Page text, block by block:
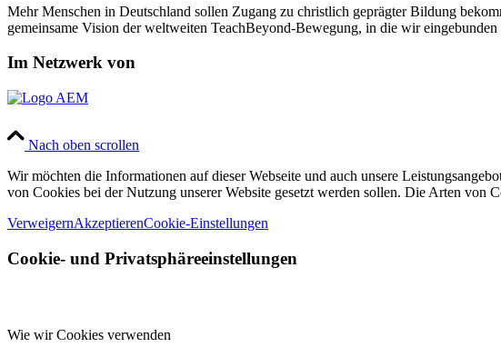
Mehr Menschen in Deutschland sollen Zugang zu christlich geprägter Bildung
gemeinsame Vision der weltweiten TeachBeyond-Bewegung, in die wir eingebunden
Im Netzwerk von
Nach oben scrollen
Wir möchten die Informationen auf dieser Webseite und auch unsere
von Cookies bei der Nutzung unserer Website gesetzt werden sollen. Die Arten von
VerweigernAkzeptierenCookie-Einstellungen
Cookie- und Privatsphäreeinstellungen
Wie wir Cookies verwenden